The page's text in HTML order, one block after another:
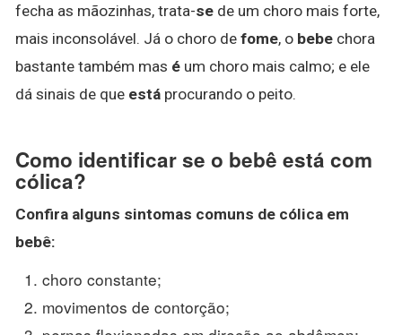
fecha as mãozinhas, trata-se de um choro mais forte,
mais inconsolável. Já o choro de fome, o bebe chora
bastante também mas é um choro mais calmo; e ele
dá sinais de que está procurando o peito.
Como identificar se o bebê está com
cólica?
Confira alguns sintomas comuns de cólica em
bebê:
choro constante;
movimentos de contorção;